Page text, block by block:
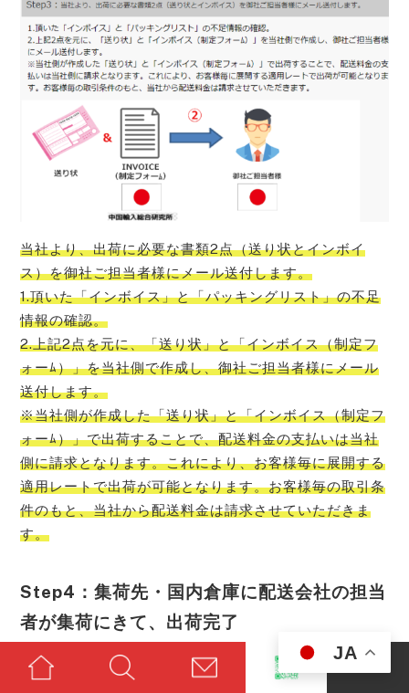
当社より、出荷に必要な書類2点（送り状とインボイ
ス）を御社ご担当者様にメール送付します。
1.頂いた「インボイス」と「パッキングリスト」の不足
情報の確認。
2.上記2点を元に、「送り状」と「インボイス（制定フ
ォーﾑ）」を当社側で作成し、御社ご担当者様にメール
送付します。
※当社側が作成した「送り状」と「インボイス（制定フ
ォーﾑ）」で出荷することで、配送料金の支払いは当社
側に請求となります。これにより、お客様毎に展開する
適用レートで出荷が可能となります。お客様毎の取引条
件のもと、当社から配送料金は請求させていただきま
す。
Step4：集荷先・国内倉庫に配送会社の担当
者が集荷にきて、出荷完了
JA